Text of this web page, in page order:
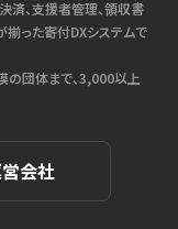
済、支援者管理、領収書
揃った寄付DXシステムで
団体まで、3,000以上
会社